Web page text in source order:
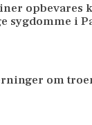
opbevares
sygdomme i
om